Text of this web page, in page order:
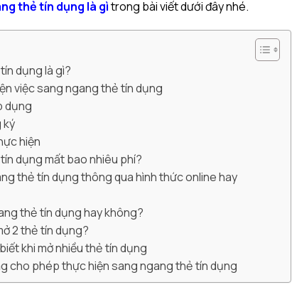
thẻ tín dụng là gìtrong bài viết dưới đây nhé.
dụng là gì?
việc sang ngang thẻ tín dụng
dụng
ký
hiện
dụng mất bao nhiêu phí?
thẻ tín dụng thông qua hình thức online hay
thẻ tín dụng hay không?
2 thẻ tín dụng?
khi mở nhiều thẻ tín dụng
cho phép thực hiện sang ngang thẻ tín dụng